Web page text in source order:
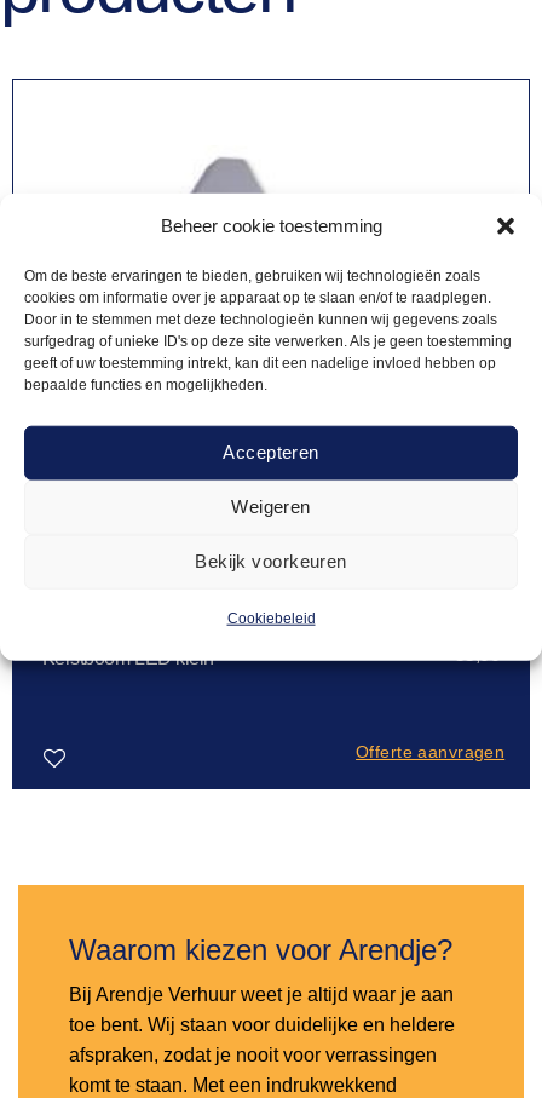
Beheer cookie toestemming
Om de beste ervaringen te bieden, gebruiken wij technologieën zoals
cookies om informatie over je apparaat op te slaan en/of te raadplegen.
Door in te stemmen met deze technologieën kunnen wij gegevens zoals
surfgedrag of unieke ID's op deze site verwerken. Als je geen toestemming
geeft of uw toestemming intrekt, kan dit een nadelige invloed hebben op
bepaalde functies en mogelijkheden.
Accepteren
Weigeren
Bekijk voorkeuren
Cookiebeleid
Kerstboom LED klein
Offerte aanvragen
Waarom kiezen voor Arendje?
Bij Arendje Verhuur weet je altijd waar je aan
toe bent. Wij staan voor duidelijke en heldere
afspraken, zodat je nooit voor verrassingen
komt te staan. Met een indrukwekkend